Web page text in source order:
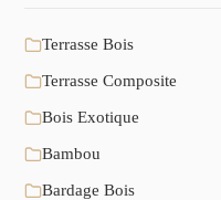
Terrasse Bois
Terrasse Composite
Bois Exotique
Bambou
Bardage Bois